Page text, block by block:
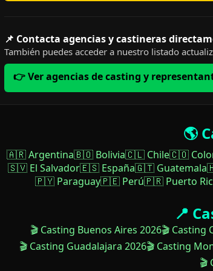
📌 Contacta agencias y castineras
También puedes acceder a nuestro listado
👉 Ver agencias de casting y
🌎
🇦🇷 Argentina🇧🇴 Bolivia🇨🇱 Chile🇨🇴
🇸🇻 El Salvador🇪🇸 España🇬🇹 Guatemala
🇵🇾 Paraguay🇵🇪 Perú🇵🇷 Puerto
📍
🎬 Casting Buenos Aires 2026🎬 Casting
🎬 Casting Guadalajara 2026🎬 Casting
🎬